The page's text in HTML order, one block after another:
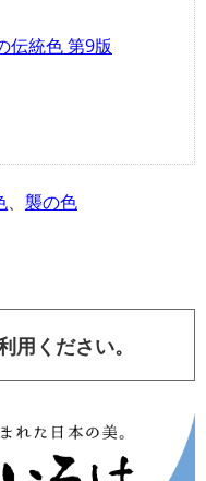
伝統色 第9版
、 襲の色
用ください。